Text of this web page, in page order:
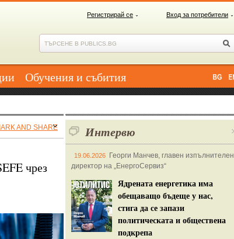
Регистрирай се Вход за потребители
Обучения и събития
чрез
Интервю
19.06.2026 Георги Манчев, главен изпълнителен
директор на „ЕнергоСервиз“
Ядрената енергетика има
обещаващо бъдеще у нас,
стига да се запази
политическата и обществена
подкрепа